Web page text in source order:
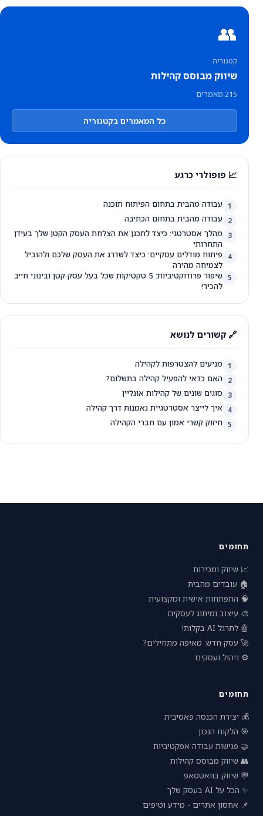
👥
קטגוריה
שיווק מבוסס קהילות
215 מאמרים
כל המאמרים בקטגוריה
📈 פופולרי כרגע
1 עבודה מהבית בתחום הפיתוח תוכנה
2 עבודה מהבית בתחום הכתיבה
3
מהלך אסטרטגי: כיצד לתכנן את הצלחת העסק הקטן שלך בעידן
התחרותי
4
פיתוח מודלים עסקיים: כיצד לשדרג את העסק שלכם ולהוביל
לצמיחה מהירה
5
שיפור פרודוקטיביות: 5 טקטיקות שכל בעל עסק קטן ובינוני חייב
להכיר!
🔗 קשורים לנושא
1 מניעים להצטרפות לקהילה
2 האם כדאי להפעיל קהילה בתשלום?
3 סוגים שונים של קהילות אונליין
4 איך לייצר אסטרטגיית נאמנות דרך קהילה
5 חיזוק קשרי אמון עם חברי הקהילה
תחומים
📈 שיווק ומכירות
🏠 עובדים מהבית
🧠 התפתחות אישית ומקצועית
🎨 עיצוב ומיתוג לעסקים
🤖 לתרגל AI בקלות!
🚀 עסק חדש: מאיפה מתחילים?
⚙️ ניהול ועסקים
תחומים
💰 יצירת הכנסה פאסיבית
🎯 הלקוח הנכון
🤝 פגישות עבודה אפקטיביות
👥 שיווק מבוסס קהילות
💬 שיווק בוואטסאפ
✨ הכל על AI בעסק שלך
📌 אחסון אתרים - מידע וטיפים